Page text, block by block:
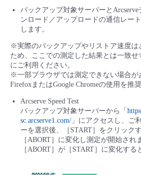
バックアップ対象サーバーと
ンロード／アップロードの通信レー
します。
※実際のバックアップやリストア速度は
ため、ここでの測定した結果とは一致
にご利用ください。
※一部ブラウザでは測定できない場合が
FirefoxまたはGoogle Chromeの使用を推
Arcserve Speed Test
バックアップ対象サーバーから「
sc.arcserve1.com/ 」にアクセスし、ご
ーを選択後、［START］をクリック
［ABORT］に変化し測定が開始され
［ABORT］が［START］に変化する